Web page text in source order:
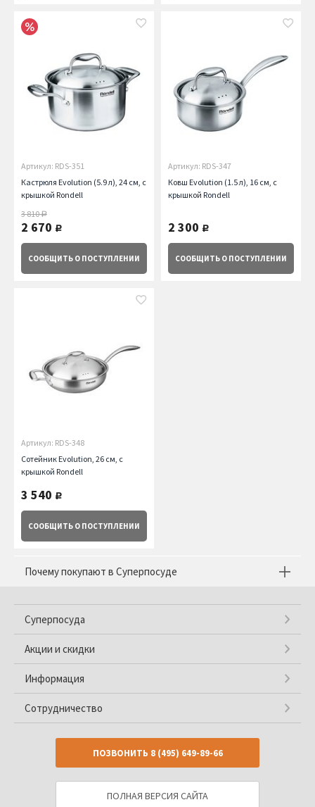
Артикул: RDS-351
Кастрюля Evolution (5.9 л), 24 см, с
крышкой Rondell
3 810руб.
2 670 руб.
СООБЩИТЬ О ПОСТУПЛЕНИИ
Артикул: RDS-347
Ковш Evolution (1.5 л), 16 см, с
крышкой Rondell
2 300 руб.
СООБЩИТЬ О ПОСТУПЛЕНИИ
Артикул: RDS-348
Сотейник Evolution, 26 см, с
крышкой Rondell
3 540 руб.
СООБЩИТЬ О ПОСТУПЛЕНИИ
Почему покупают в Суперпосуде
Суперпосуда
Акции и скидки
Информация
Сотрудничество
ПОЗВОНИТЬ 8 (495) 649-89-66
ПОЛНАЯ ВЕРСИЯ САЙТА